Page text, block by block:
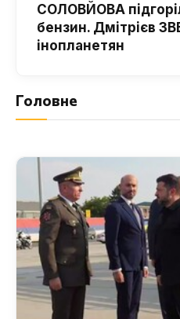
СОЛОВЙОВА
бензин. Дмітрієв
інопланетян
Головне